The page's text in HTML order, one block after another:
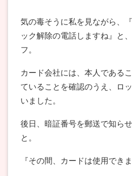
気の毒そうに私を見ながら、
ック解除の電話しますね』と
フ。
カード会社には、本人である
ていることを確認のうえ、ロ
いました。
後日、暗証番号を郵送で知ら
と。
『その間、カードは使用でき